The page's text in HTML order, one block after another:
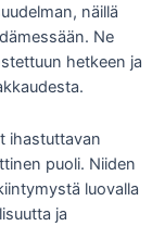
näillä
Ne
hetkeen ja
ihastuttavan
puoli. Niiden
luovalla
ja